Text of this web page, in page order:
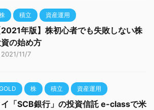
積立 資産運用
2021年版】株初心者でも失敗しない株
の始め方
2021/11/7
株 積立 資産運用
「SCB銀行」の投資信託 e-classで米